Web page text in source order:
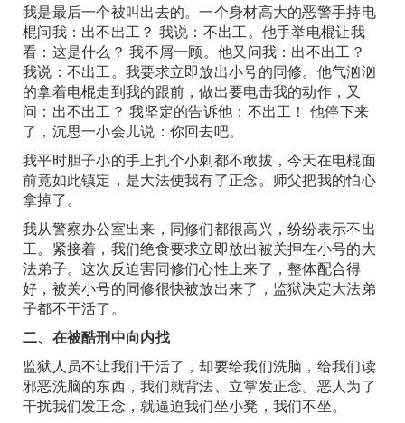
我是最后一个被叫出去的。一个身材高大的恶警手持电
棍问我：出不出工？ 我说：不出工。他手举电棍让我
看：这是什么？ 我不屑一顾。他又问我：出不出工？
我说：不出工。我要求立即放出小号的同修。他气汹汹
的拿着电棍走到我的跟前，做出要电击我的动作，又
问：出不出工？ 我坚定的告诉他：不出工！ 他停下来
了，沉思一小会儿说：你回去吧。
我平时胆子小的手上扎个小刺都不敢拔，今天在电棍面
前竟如此镇定，是大法使我有了正念。师父把我的怕心
拿掉了。
我从警察办公室出来，同修们都很高兴，纷纷表示不出
工。紧接着，我们绝食要求立即放出被关押在小号的大
法弟子。这次反迫害同修们心性上来了，整体配合得
好，被关小号的同修很快被放出来了，监狱决定大法弟
子都不干活了。
二、在被酷刑中向内找
监狱人员不让我们干活了，却要给我们洗脑，给我们读
邪恶洗脑的东西，我们就背法、立掌发正念。恶人为了
干扰我们发正念，就逼迫我们坐小凳，我们不坐。